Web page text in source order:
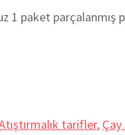
1 paket
tarifler,